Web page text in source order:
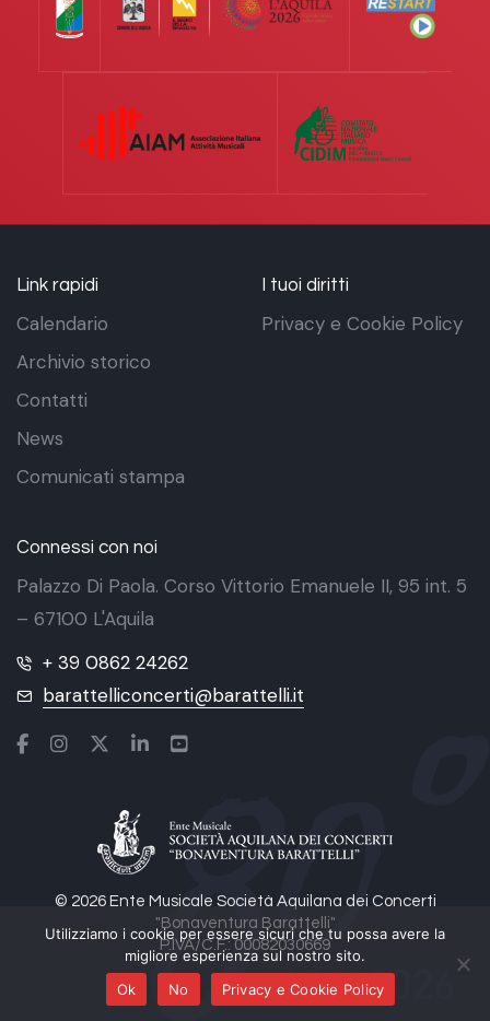
© 2026 Ente Musicale Società Aquilana dei Concerti
"Bonaventura Barattelli"
P.IVA/C.F.: 00082030669
Link rapidi
Calendario
Archivio storico
Contatti
News
Comunicati stampa
I tuoi diritti
Privacy e Cookie Policy
Connessi con noi
Palazzo Di Paola. Corso Vittorio Emanuele II, 95 int. 5
– 67100 L'Aquila
+ 39 0862 24262
barattelliconcerti@barattelli.it
Utilizziamo i cookie per essere sicuri che tu possa avere la
migliore esperienza sul nostro sito.
Ok
No Privacy e Cookie Policy